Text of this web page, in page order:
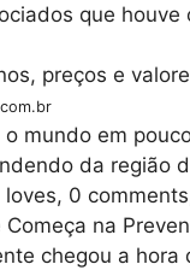
que houve
mundo em
da região
0
na
chegou a hora